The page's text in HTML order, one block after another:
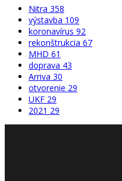
Nitra 358
výstavba 109
koronavírus 92
rekonštrukcia 67
MHD 61
doprava 43
Arriva 30
otvorenie 29
UKF 29
2021 29